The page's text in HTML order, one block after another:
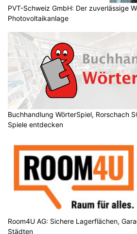
PVT-Schweiz GmbH: Der zuverlässige
Photovoltaikanlage
Buchhandlung WörterSpiel, Rorschach
Spiele entdecken
Room4U AG: Sichere Lagerflächen,
Städten